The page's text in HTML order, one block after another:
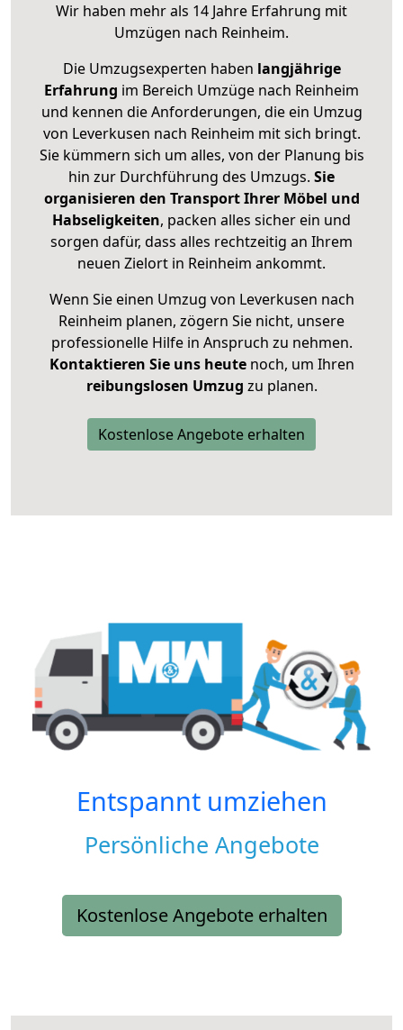
Wir haben mehr als 14 Jahre Erfahrung mit
Umzügen nach Reinheim.
Die Umzugsexperten haben langjährige
Erfahrung im Bereich Umzüge nach Reinheim
und kennen die Anforderungen, die ein Umzug
von Leverkusen nach Reinheim mit sich bringt.
Sie kümmern sich um alles, von der Planung bis
hin zur Durchführung des Umzugs. Sie
organisieren den Transport Ihrer Möbel und
Habseligkeiten, packen alles sicher ein und
sorgen dafür, dass alles rechtzeitig an Ihrem
neuen Zielort in Reinheim ankommt.
Wenn Sie einen Umzug von Leverkusen nach
Reinheim planen, zögern Sie nicht, unsere
professionelle Hilfe in Anspruch zu nehmen.
Kontaktieren Sie uns heutenoch, um Ihren
reibungslosen Umzug zu planen.
Kostenlose Angebote erhalten
Entspannt umziehen
Persönliche Angebote
Kostenlose Angebote erhalten